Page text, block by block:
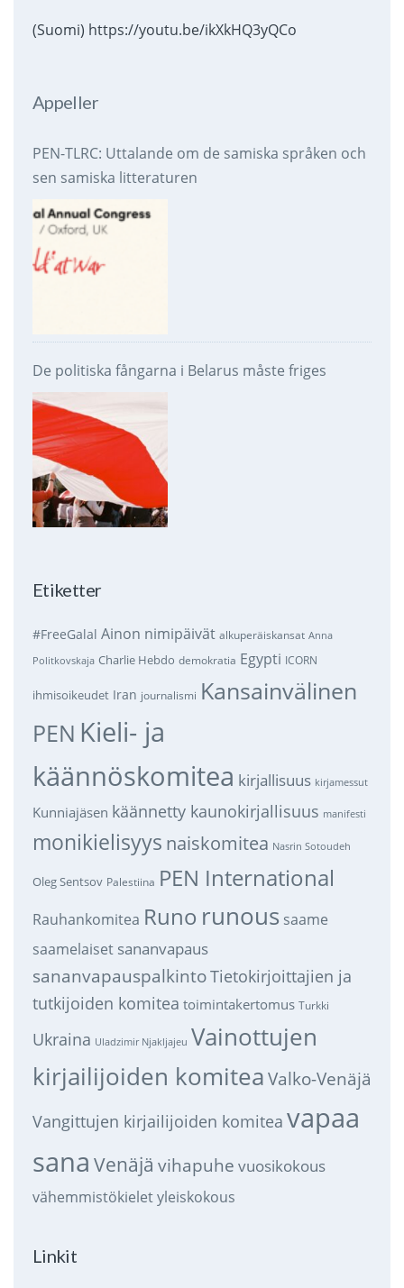
(Suomi) https://youtu.be/ikXkHQ3yQCo
Appeller
PEN-TLRC: Uttalande om de samiska språken och
sen samiska litteraturen
De politiska fångarna i Belarus måste friges
Etiketter
#FreeGalal Ainon nimipäivät alkuperäiskansat Anna
Politkovskaja Charlie Hebdo demokratia Egypti ICORN
ihmisoikeudet Iran journalismi Kansainvälinen
PEN Kieli- ja
käännöskomitea kirjallisuus kirjamessut
Kunniajäsen käännetty kaunokirjallisuus manifesti
monikielisyys naiskomitea Nasrin Sotoudeh
Oleg Sentsov Palestiina PEN International
Rauhankomitea Runo runous saame
saamelaiset sananvapaus
sananvapauspalkintoTietokirjoittajien ja
tutkijoiden komitea toimintakertomus Turkki
Ukraina Uladzimir Njakljajeu Vainottujen
kirjailijoiden komitea Valko-Venäjä
Vangittujen kirjailijoiden komitea vapaa
sana Venäjä vihapuhe vuosikokous
vähemmistökieletyleiskokous
Linkit